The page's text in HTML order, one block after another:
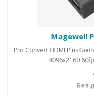
Magewell
Pro Convert HDMI
4096x2160
Без